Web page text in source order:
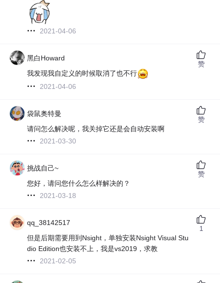
2021-04-06
黑白Howard
我发现我自定义的时候取消了也不行
2021-04-06
赞
袋鼠奥特曼
请问怎么解决呢，我关掉它还是会自动安装啊
2021-03-30
赞
挑战自己~
您好，请问您什么怎么样解决的？
2021-03-18
赞
qq_38142517
但是后期需要用到Nsight，单独安装Nsight Visual Stu
dio Edition也安装不上，我是vs2019，求教
2021-02-05
1